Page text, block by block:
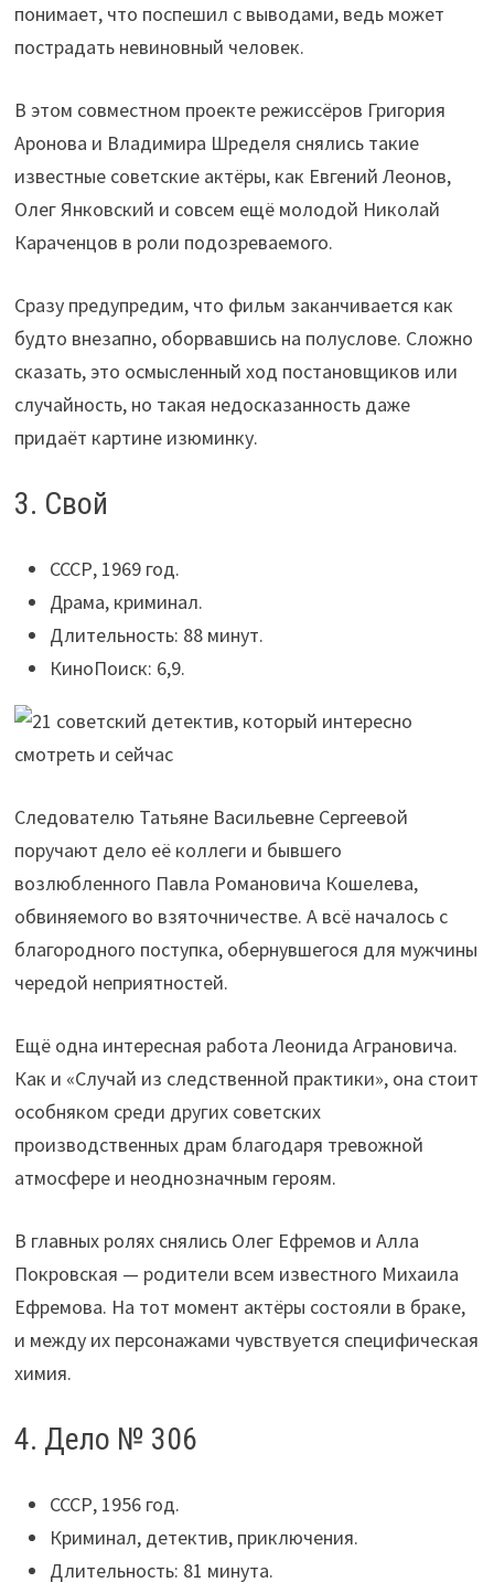
понимает, что поспешил с выводами, ведь может
пострадать невиновный человек.
В этом совместном проекте режиссёров Григория
Аронова и Владимира Шределя снялись такие
известные советские актёры, как Евгений Леонов,
Олег Янковский и совсем ещё молодой Николай
Караченцов в роли подозреваемого.
Сразу предупредим, что фильм заканчивается как
будто внезапно, оборвавшись на полуслове. Сложно
сказать, это осмысленный ход постановщиков или
случайность, но такая недосказанность даже
придаёт картине изюминку.
3. Свой
СССР, 1969 год.
Драма, криминал.
Длительность: 88 минут.
КиноПоиск: 6,9.
Следователю Татьяне Васильевне Сергеевой
поручают дело её коллеги и бывшего
возлюбленного Павла Романовича Кошелева,
обвиняемого во взяточничестве. А всё началось с
благородного поступка, обернувшегося для мужчины
чередой неприятностей.
Ещё одна интересная работа Леонида Аграновича.
Как и «Случай из следственной практики», она стоит
особняком среди других советских
производственных драм благодаря тревожной
атмосфере и неоднозначным героям.
В главных ролях снялись Олег Ефремов и Алла
Покровская — родители всем известного Михаила
Ефремова. На тот момент актёры состояли в браке,
и между их персонажами чувствуется специфическая
химия.
4. Дело № 306
СССР, 1956 год.
Криминал, детектив, приключения.
Длительность: 81 минута.